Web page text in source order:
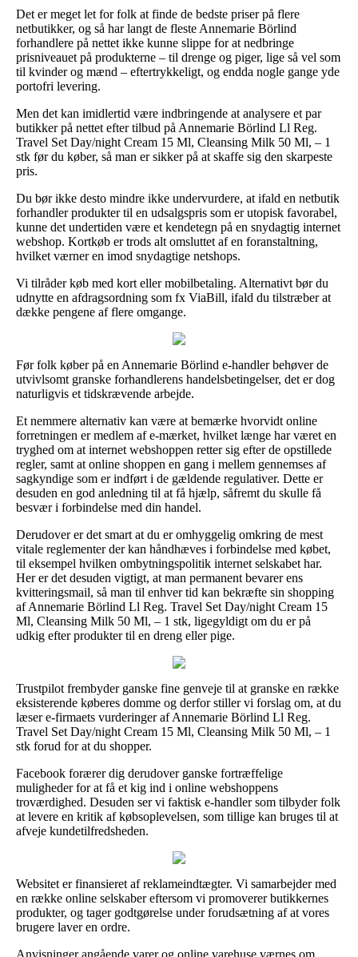
Det er meget let for folk at finde de bedste priser på flere
netbutikker, og så har langt de fleste Annemarie Börlind
forhandlere på nettet ikke kunne slippe for at nedbringe
prisniveauet på produkterne – til drenge og piger, lige så vel som
til kvinder og mænd – eftertrykkeligt, og endda nogle gange yde
portofri levering.
Men det kan imidlertid være indbringende at analysere et par
butikker på nettet efter tilbud på Annemarie Börlind Ll Reg.
Travel Set Day/night Cream 15 Ml, Cleansing Milk 50 Ml, – 1
stk før du køber, så man er sikker på at skaffe sig den skarpeste
pris.
Du bør ikke desto mindre ikke undervurdere, at ifald en netbutik
forhandler produkter til en udsalgspris som er utopisk favorabel,
kunne det undertiden være et kendetegn på en snydagtig internet
webshop. Kortkøb er trods alt omsluttet af en foranstaltning,
hvilket værner en imod snydagtige netshops.
Vi tilråder køb med kort eller mobilbetaling. Alternativt bør du
udnytte en afdragsordning som fx ViaBill, ifald du tilstræber at
dække pengene af flere omgange.
Før folk køber på en Annemarie Börlind e-handler behøver de
utvivlsomt granske forhandlerens handelsbetingelser, det er dog
naturligvis et tidskrævende arbejde.
Et nemmere alternativ kan være at bemærke hvorvidt online
forretningen er medlem af e-mærket, hvilket længe har været en
tryghed om at internet webshoppen retter sig efter de opstillede
regler, samt at online shoppen en gang i mellem gennemses af
sagkyndige som er indført i de gældende regulativer. Dette er
desuden en god anledning til at få hjælp, såfremt du skulle få
besvær i forbindelse med din handel.
Derudover er det smart at du er omhyggelig omkring de mest
vitale reglementer der kan håndhæves i forbindelse med købet,
til eksempel hvilken ombytningspolitik internet selskabet har.
Her er det desuden vigtigt, at man permanent bevarer ens
kvitteringsmail, så man til enhver tid kan bekræfte sin shopping
af Annemarie Börlind Ll Reg. Travel Set Day/night Cream 15
Ml, Cleansing Milk 50 Ml, – 1 stk, ligegyldigt om du er på
udkig efter produkter til en dreng eller pige.
Trustpilot frembyder ganske fine genveje til at granske en række
eksisterende køberes domme og derfor stiller vi forslag om, at du
læser e-firmaets vurderinger af Annemarie Börlind Ll Reg.
Travel Set Day/night Cream 15 Ml, Cleansing Milk 50 Ml, – 1
stk forud for at du shopper.
Facebook forærer dig derudover ganske fortræffelige
muligheder for at få et kig ind i online webshoppens
troværdighed. Desuden ser vi faktisk e-handler som tilbyder folk
at levere en kritik af købsoplevelsen, som tillige kan bruges til at
afveje kundetilfredsheden.
Websitet er finansieret af reklameindtægter. Vi samarbejder med
en række online selskaber eftersom vi promoverer butikkernes
produkter, og tager godtgørelse under forudsætning af at vores
brugere laver en ordre.
Anvisninger angående varer og online varehuse værnes om